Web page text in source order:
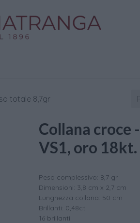
totale 8,7gr
Collana croce
VS1, oro
Peso complessivo: 8,7 gr.
Dimensioni: 3,8 cm x 2,7 cm
Lunghezza collana: 50 cm
Brillanti: 0,48ct.
16 brillanti